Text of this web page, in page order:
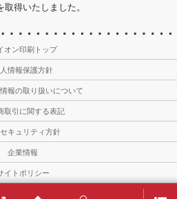
取得いたしました。
オン印刷トップ
情報保護方針
報の取り扱いについて
取引に関する表記
キュリティ方針
企業情報
イトポリシー